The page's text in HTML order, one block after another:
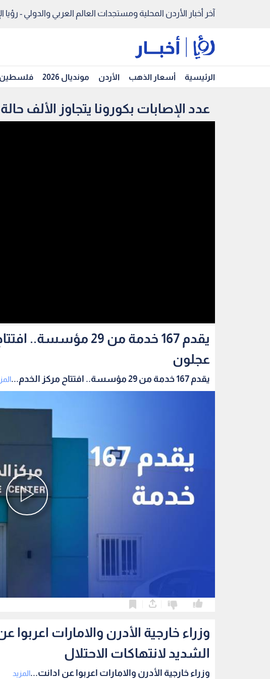
آخر أخبار الأردن المحلية ومستجدات العالم العربي والدولي - رؤيا
الرئيسية أسعار الذهب الأردن مونديال 2026 فلسطين
عدد الإصابات بكورونا يتجاوز الألف
يقدم 167 خدمة من 29
عجلون
يقدم 167 خدمة من 29 مؤسسة.. افتتاح مركز الخدم...
وزراء خارجية الأدرن والامارات اعربوا
الشديد لانتهاكات الاحتلال
وزراء خارجية الأدرن والامارات اعربوا عن ادانت...المزيد